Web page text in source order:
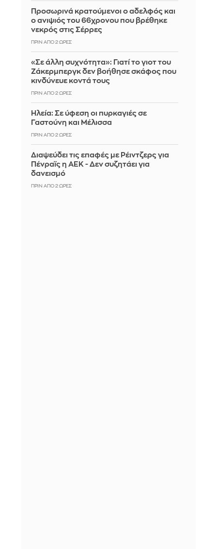
Προσωρινά κρατούμενοι ο αδελφός και
ο ανιψιός του 66χρονου που βρέθηκε
νεκρός στις Σέρρες
ΠΡΙΝ ΑΠΌ 2 ΏΡΕΣ
«Σε άλλη συχνότητα»: Γιατί το γιοτ του
Ζάκερμπεργκ δεν βοήθησε σκάφος που
κινδύνευε κοντά τους
ΠΡΙΝ ΑΠΌ 2 ΏΡΕΣ
Ηλεία: Σε ύφεση οι πυρκαγιές σε
Γαστούνη και Μέλισσα
ΠΡΙΝ ΑΠΌ 2 ΏΡΕΣ
Διαψεύδει τις επαφές με Ρέιντζερς για
Πένραϊς η ΑΕΚ - Δεν συζητάει για
δανεισμό
ΠΡΙΝ ΑΠΌ 2 ΏΡΕΣ